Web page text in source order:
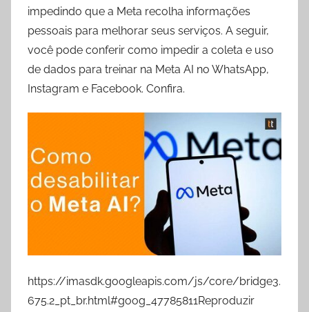
impedindo que a Meta recolha informações
pessoais para melhorar seus serviços. A seguir,
você pode conferir como impedir a coleta e uso
de dados para treinar na Meta AI no WhatsApp,
Instagram e Facebook. Confira.
https://imasdk.googleapis.com/js/core/bridge3.
675.2_pt_br.html#goog_47785811Reproduzir